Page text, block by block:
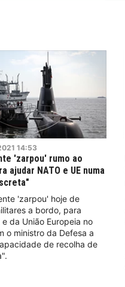
14:53
'zarpou' rumo ao
ajudar NATO e UE numa
'zarpou' hoje de
a bordo, para
da União Europeia no
o ministro da Defesa a
de recolha de